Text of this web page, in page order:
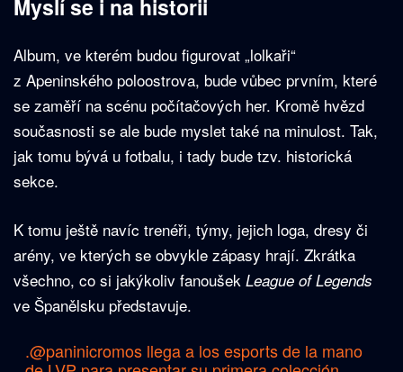
Myslí se i na historii
Album, ve kterém budou figurovat „lolkaři“
z Apeninského poloostrova, bude vůbec prvním, které
se zaměří na scénu počítačových her. Kromě hvězd
současnosti se ale bude myslet také na minulost. Tak,
jak tomu bývá u fotbalu, i tady bude tzv. historická
sekce.
K tomu ještě navíc trenéři, týmy, jejich loga, dresy či
arény, ve kterých se obvykle zápasy hrají. Zkrátka
všechno, co si jakýkoliv fanoušek League of Legends
ve Španělsku představuje.
.@paninicromosllega a los esports de la mano